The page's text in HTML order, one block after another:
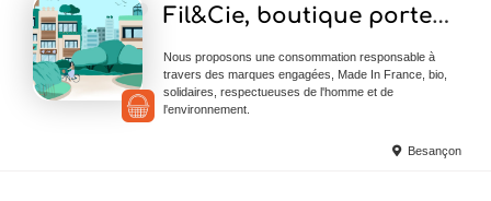
Fil&Cie, boutique porteuse de sens
Nous proposons une consommation responsable à
travers des marques engagées, Made In France, bio,
solidaires, respectueuses de l'homme et de
l'environnement.
Besançon